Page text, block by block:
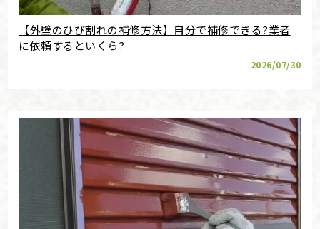
【外壁のひび割れの補修方法】自分で補修できる?業者
に依頼するといくら?
2026/07/30